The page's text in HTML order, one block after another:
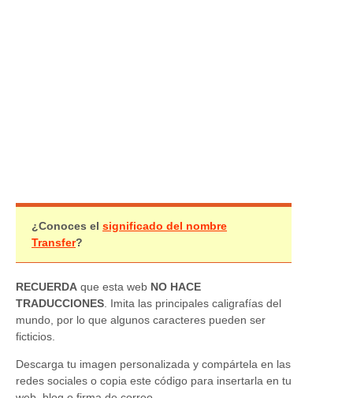
¿Conoces el significado del nombre
Transfer?
RECUERDA que esta web NO HACE
TRADUCCIONES . Imita las principales caligrafías del
mundo, por lo que algunos caracteres pueden ser
ficticios.
Descarga tu imagen personalizada y compártela en las
redes sociales o copia este código para insertarla en tu